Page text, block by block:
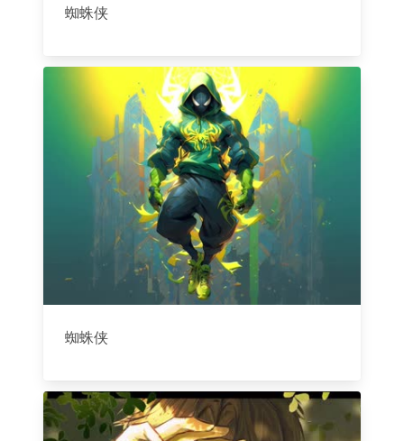
蜘蛛侠
蜘蛛侠